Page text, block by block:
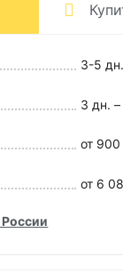
3-5 дн.
3 дн. –
от 900
от 6